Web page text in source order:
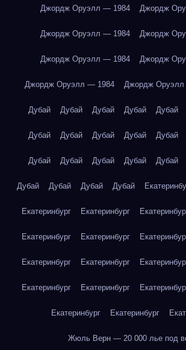
Джордж Оруэлл — 1984 Джордж
Джордж Оруэлл — 1984 Джордж
Джордж Оруэлл — 1984 Джордж
Джордж Оруэлл — 1984 Джордж
Дубай Дубай Дубай Дубай Дубай
Дубай Дубай Дубай Дубай Дубай
Дубай Дубай Дубай Дубай Дубай
Дубай Дубай Дубай Дубай
Екатеринбург Екатеринбург
Екатеринбург Екатеринбург
Екатеринбург Екатеринбург
Екатеринбург Екатеринбург
Екатеринбург Екатеринбург
Жюль Верн — 20 000 лье под